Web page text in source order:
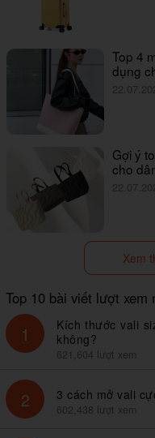
Top 4
dụng
Gợi ý
cho
Xem
Top 10 bài viết lượt xem
1
Kích thước vali
không?
621,604 lượt xem
2 3 cách mở vali
602,438 lượt xem